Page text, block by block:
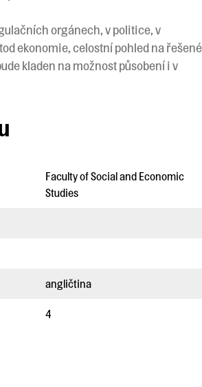
orgánech, v politice, v
ekonomie, celostní pohled na řešené
kladen na možnost působení i v
Faculty of Social and Economic
Studies
angličtina
4